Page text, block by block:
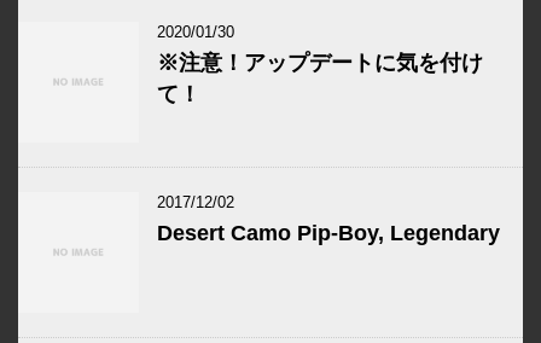
2020/01/30
※注意！アップデートに気を付け
て！
2017/12/02
Desert Camo Pip-Boy, Legendary